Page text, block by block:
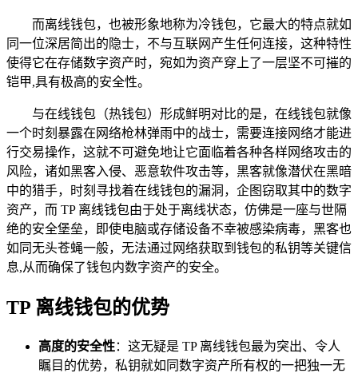
而离线钱包，也被形象地称为冷钱包，它最大的特点就如
同一位深居简出的隐士，不与互联网产生任何连接，这种特性
使得它在存储数字资产时，宛如为资产穿上了一层坚不可摧的
铠甲,具有极高的安全性。
与在线钱包（热钱包）形成鲜明对比的是，在线钱包就像
一个时刻暴露在网络枪林弹雨中的战士，需要连接网络才能进
行交易操作，这就不可避免地让它面临着各种各样网络攻击的
风险，诸如黑客入侵、恶意软件攻击等，黑客就像潜伏在黑暗
中的猎手，时刻寻找着在线钱包的漏洞，企图窃取其中的数字
资产，而 TP 离线钱包由于处于离线状态，仿佛是一座与世隔
绝的安全堡垒，即使电脑或存储设备不幸被感染病毒，黑客也
如同无头苍蝇一般，无法通过网络获取到钱包的私钥等关键信
息,从而确保了钱包内数字资产的安全。
TP 离线钱包的优势
高度的安全性：这无疑是 TP 离线钱包最为突出、令人
瞩目的优势，私钥就如同数字资产所有权的一把独一无